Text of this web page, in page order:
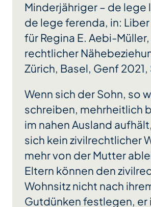
Minderjähriger – de lege
de lege ferenda, in:
für Regina E. Aebi-
rechtlicher
Zürich, Basel, Genf 2021,
Wenn sich der Sohn, so
schreiben, mehrheitlich
im nahen Ausland
sich kein zivilrechtlicher
mehr von der Mutter
Eltern können den
Wohnsitz nicht nach
Gutdünken festlegen, er